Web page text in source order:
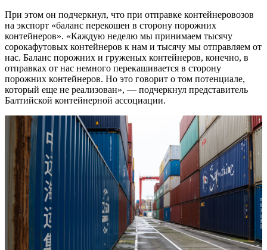
При этом он подчеркнул, что при отправке контейнеровозов
на экспорт «баланс перекошен в сторону порожних
контейнеров». «Каждую неделю мы принимаем тысячу
сорокафутовых контейнеров к нам и тысячу мы отправляем от
нас. Баланс порожних и груженых контейнеров, конечно, в
отправках от нас немного перекашивается в сторону
порожних контейнеров. Но это говорит о том потенциале,
который еще не реализован», — подчеркнул представитель
Балтийской контейнерной ассоциации.